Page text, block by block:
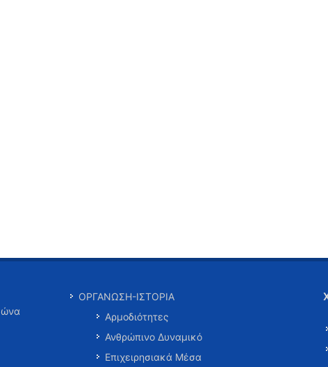
ΟΡΓΑΝΩΣΗ-ΙΣΤΟΡΙΑ
Αρμοδιότητες
Ανθρώπινο Δυναμικό
Επιχειρησιακά Μέσα